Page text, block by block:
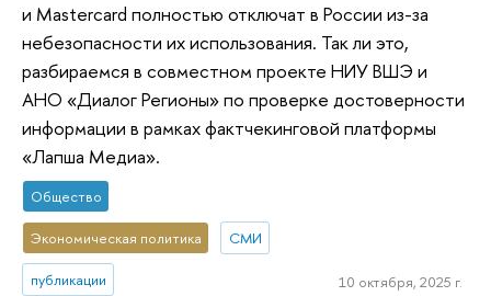
и Mastercard полностью отключат в России из-за
небезопасности их использования. Так ли это,
разбираемся в совместном проекте НИУ ВШЭ и
АНО «Диалог Регионы» по проверке достоверности
информации в рамках фактчекинговой платформы
«Лапша Медиа».
Общество
Экономическая политика СМИ
публикации 10 октября, 2025 г.